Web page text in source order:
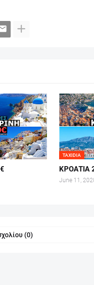
TAXIDIA
ΚΡΟΑΤΙΑ
June 11,
(0)